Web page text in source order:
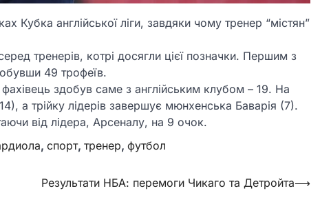
Кубка англійської ліги, завдяки чому тренер “містян”
тренерів, котрі досягли цієї позначки. Першим з
49 трофеїв.
фахівець здобув саме з англійським клубом – 19. На
а трійку лідерів завершує мюнхенська Баварія (7).
від лідера, Арсеналу, на 9 очок.
, спорт, тренер, футбол
Результати НБА: перемоги Чикаго та Детройта⟶